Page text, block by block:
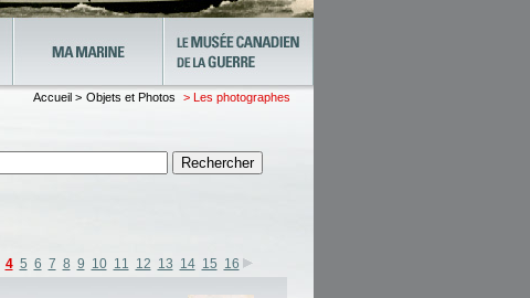
Accueil > Objets et Photos > Les photographes
4 5 6 7 8 9 10 11 12 13 14 15 16